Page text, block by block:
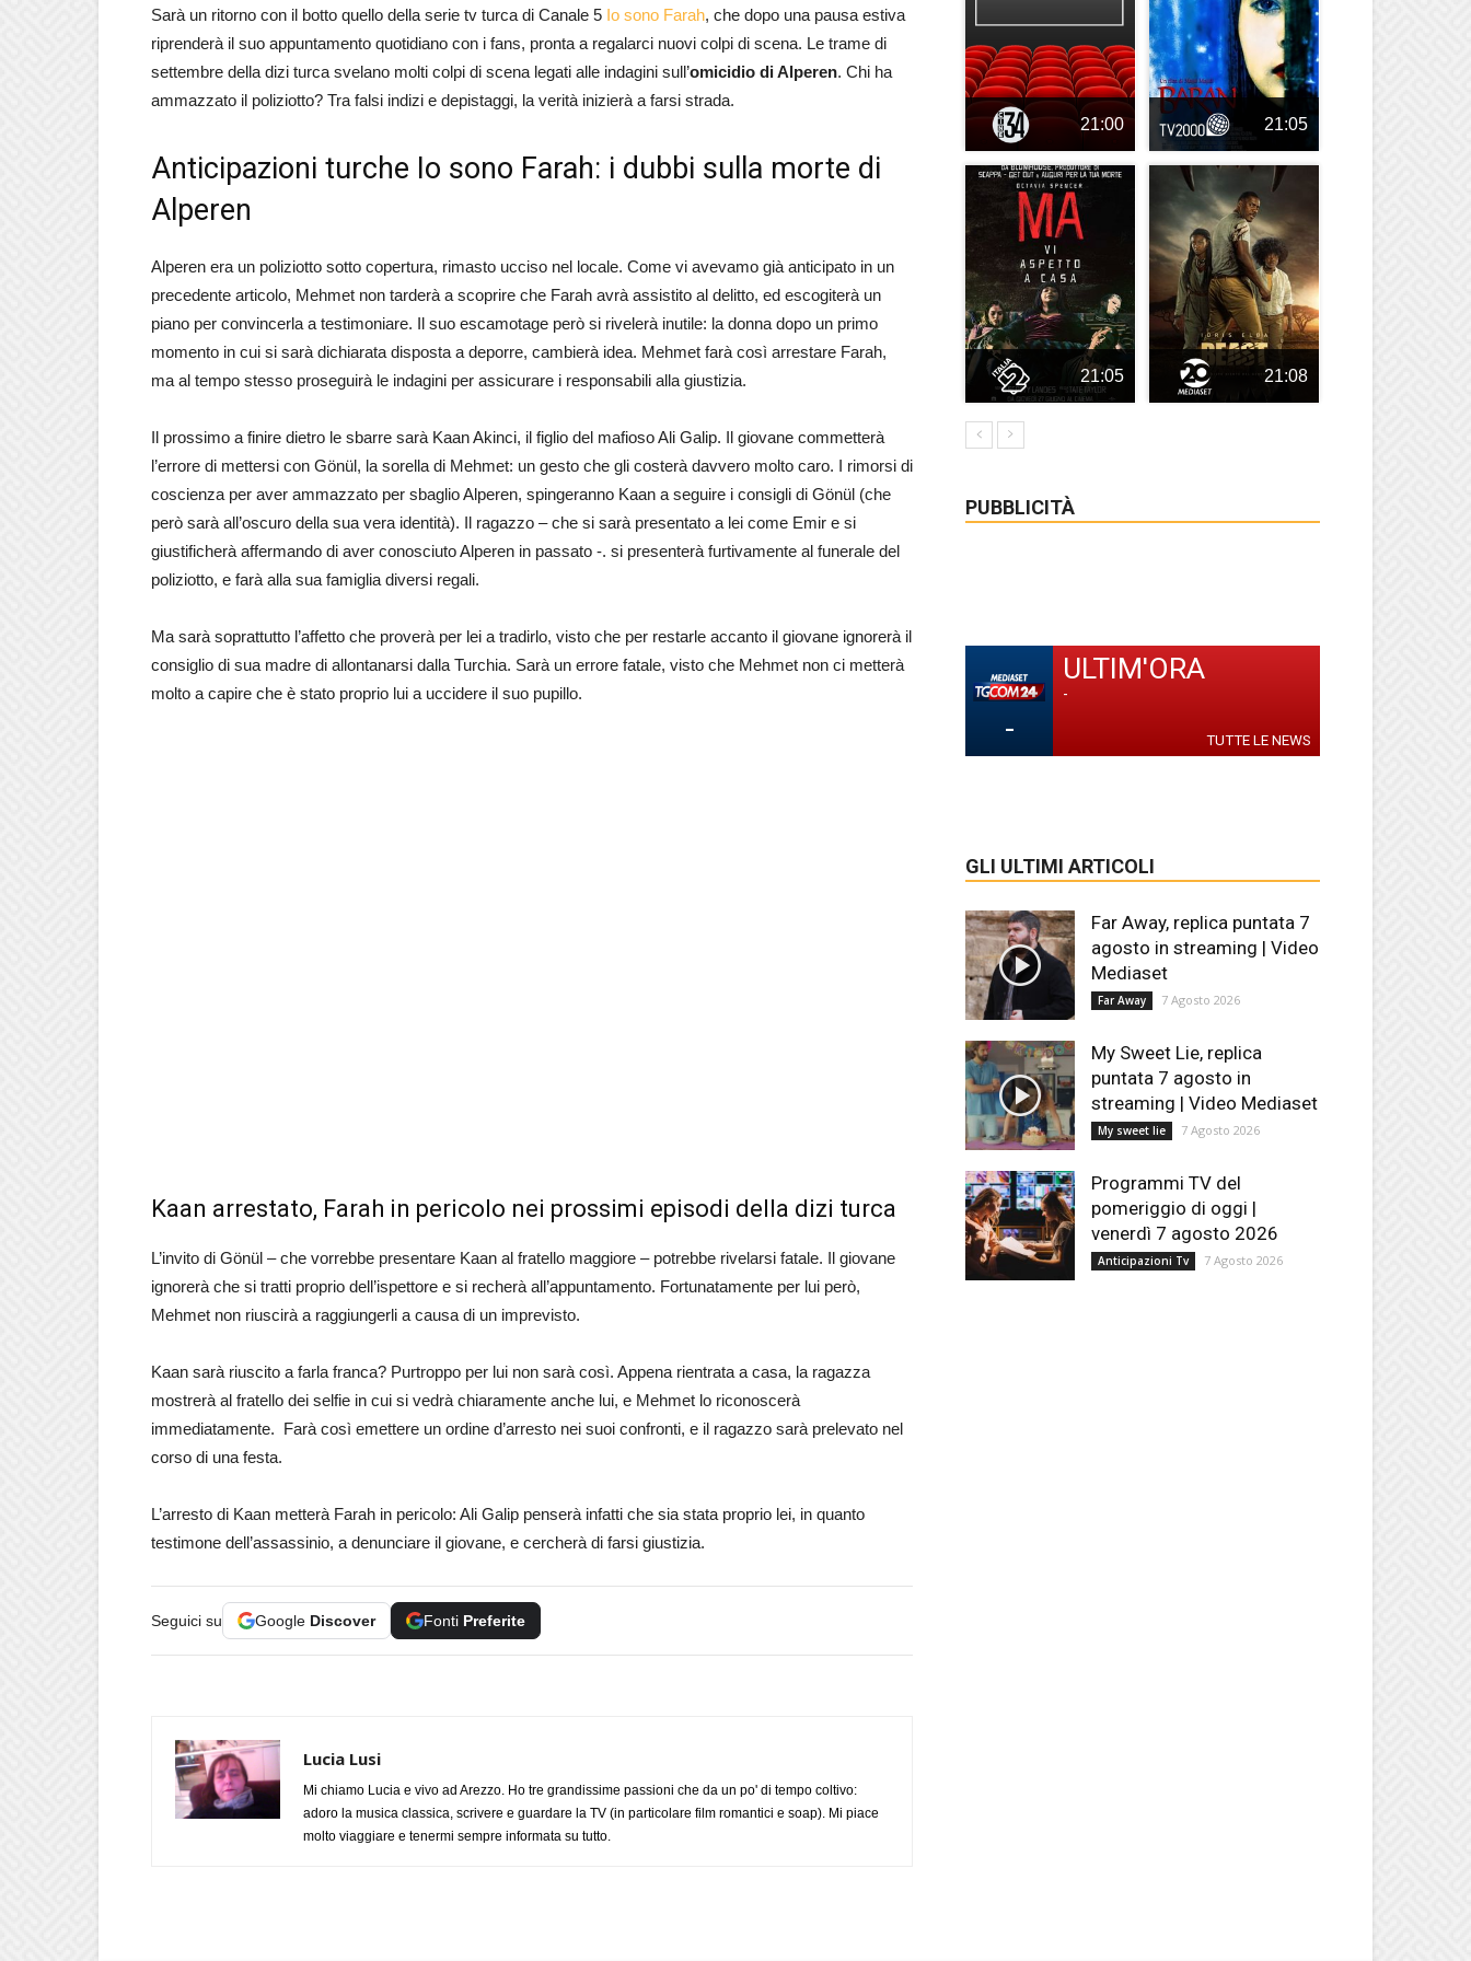
Sarà un ritorno con il botto quello della serie tv turca di Canale 5 Io sono Farah, che dopo una pausa estiva
riprenderà il suo appuntamento quotidiano con i fans, pronta a regalarci nuovi colpi di scena. Le trame di
settembre della dizi turca svelano molti colpi di scena legati alle indagini sull’omicidio di Alperen. Chi ha
ammazzato il poliziotto? Tra falsi indizi e depistaggi, la verità inizierà a farsi strada.
Anticipazioni turche Io sono Farah: i dubbi sulla morte di
Alperen
Alperen era un poliziotto sotto copertura, rimasto ucciso nel locale. Come vi avevamo già anticipato in un
precedente articolo, Mehmet non tarderà a scoprire che Farah avrà assistito al delitto, ed escogiterà un
piano per convincerla a testimoniare. Il suo escamotage però si rivelerà inutile: la donna dopo un primo
momento in cui si sarà dichiarata disposta a deporre, cambierà idea. Mehmet farà così arrestare Farah,
ma al tempo stesso proseguirà le indagini per assicurare i responsabili alla giustizia.
Il prossimo a finire dietro le sbarre sarà Kaan Akinci, il figlio del mafioso Ali Galip. Il giovane commetterà
l’errore di mettersi con Gönül, la sorella di Mehmet: un gesto che gli costerà davvero molto caro. I rimorsi di
coscienza per aver ammazzato per sbaglio Alperen, spingeranno Kaan a seguire i consigli di Gönül (che
però sarà all’oscuro della sua vera identità). Il ragazzo – che si sarà presentato a lei come Emir e si
giustificherà affermando di aver conosciuto Alperen in passato -. si presenterà furtivamente al funerale del
poliziotto, e farà alla sua famiglia diversi regali.
Ma sarà soprattutto l’affetto che proverà per lei a tradirlo, visto che per restarle accanto il giovane ignorerà il
consiglio di sua madre di allontanarsi dalla Turchia. Sarà un errore fatale, visto che Mehmet non ci metterà
molto a capire che è stato proprio lui a uccidere il suo pupillo.
Kaan arrestato, Farah in pericolo nei prossimi episodi della dizi turca
L’invito di Gönül – che vorrebbe presentare Kaan al fratello maggiore – potrebbe rivelarsi fatale. Il giovane
ignorerà che si tratti proprio dell’ispettore e si recherà all’appuntamento. Fortunatamente per lui però,
Mehmet non riuscirà a raggiungerli a causa di un imprevisto.
Kaan sarà riuscito a farla franca? Purtroppo per lui non sarà così. Appena rientrata a casa, la ragazza
mostrerà al fratello dei selfie in cui si vedrà chiaramente anche lui, e Mehmet lo riconoscerà
immediatamente. Farà così emettere un ordine d’arresto nei suoi confronti, e il ragazzo sarà prelevato nel
corso di una festa.
L’arresto di Kaan metterà Farah in pericolo: Ali Galip penserà infatti che sia stata proprio lei, in quanto
testimone dell’assassinio, a denunciare il giovane, e cercherà di farsi giustizia.
Seguici su Google Discover Fonti Preferite
Lucia Lusi
Mi chiamo Lucia e vivo ad Arezzo. Ho tre grandissime passioni che da un po' di tempo coltivo:
adoro la musica classica, scrivere e guardare la TV (in particolare film romantici e soap). Mi piace
molto viaggiare e tenermi sempre informata su tutto.
21:00 21:05
21:05 21:08
PUBBLICITÀ
-
ULTIM'ORA
-
TUTTE LE NEWS
GLI ULTIMI ARTICOLI
Far Away, replica puntata 7
agosto in streaming | Video
Mediaset
Far Away 7 Agosto 2026
My Sweet Lie, replica
puntata 7 agosto in
streaming | Video Mediaset
My sweet lie 7 Agosto 2026
Programmi TV del
pomeriggio di oggi |
venerdì 7 agosto 2026
Anticipazioni Tv 7 Agosto 2026